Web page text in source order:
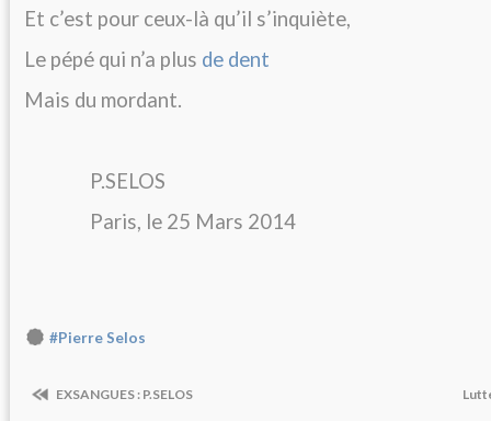
Et c’est pour ceux-là qu’il s’inquiète,
Le pépé qui n’a plus de dent
Mais du mordant.
P.SELOS
Paris, le 25 Mars 2014
#Pierre Selos
EXSANGUES : P.SELOS